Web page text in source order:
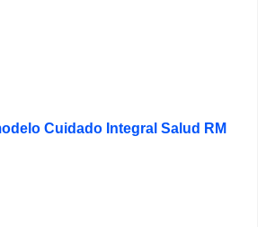
Cuidado Integral Salud RM